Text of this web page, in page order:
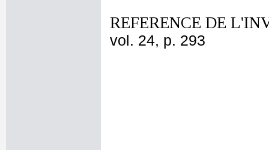
REFERENCE DE
vol. 24, p. 293